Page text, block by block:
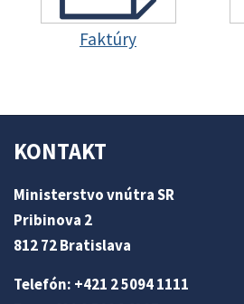
Faktúry
KONTAKT
Ministerstvo vnútra SR
Pribinova 2
812 72 Bratislava
Telefón: +421 2 5094 1111